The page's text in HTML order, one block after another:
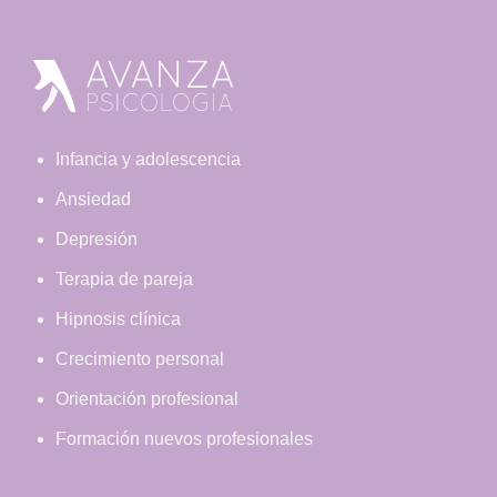
Footer
Infancia y adolescencia
Ansiedad
Depresión
Terapia de pareja
Hipnosis clínica
Crecimiento personal
Orientación profesional
Formación nuevos profesionales